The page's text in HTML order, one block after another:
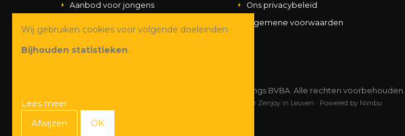
Aanbod voor jongens
Ons privacybeleid
Algemene voorwaarden
© Copyright 2026 Schoenen Ruytings BVBA. Alle rechten voorbehouden.
door Zenjoy in Leuven · Powered by Nimbu
Wij gebruiken cookies voor volgende doeleinden:
Bijhouden statistieken.
Lees meer
Afwijzen
OK